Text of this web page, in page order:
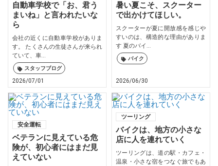
自動車学校で「お、君う
まいね」と言われたいな
ら
会社の近くに自動車学校がありま
す。 たくさんの生徒さんが来られ
ていて、車...
スタッフブログ
2026/07/01
暑い夏こそ、スクーター
で出かけてほしい。
スクーターが夏に開放感を感じや
すいのは、構造的な理由がありま
す 夏のバイ...
バイク
2026/06/30
安全運転
ベテランに見えている危
険が、初心者にはまだ見
えていない
ツーリング
バイクは、地方の小さな
店に人を連れていく
ツーリングは、道の駅・カフェ・
温泉・小さな宿をつなぐ旅でもあ